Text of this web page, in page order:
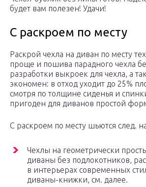
будет вам полезен! Удачи!
С раскроем по месту
Раскрой чехла на диван по месту
проще и пошива парадного чехла
разработки выкроек для чехла, а
экономен: в отход уходит до 25%
смотря по толщине сиденья и
пригоден для диванов простой
С раскроем по месту шьются след.
Чехлы на геометрически
диваны без подлокотников,
в интерьерах современных
диваны-книжки, см. далее.